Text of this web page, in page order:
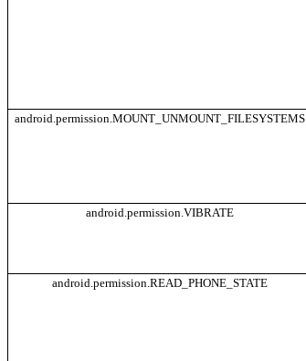
android.permission.MOUNT_UNMOUNT_FILESYSTEMS
android.permission.VIBRATE
android.permission.READ_PHONE_STATE